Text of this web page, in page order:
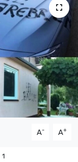
A- A+
1